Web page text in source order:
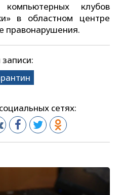
клубов
в областном центре
правонарушения.
записи:
сетях: